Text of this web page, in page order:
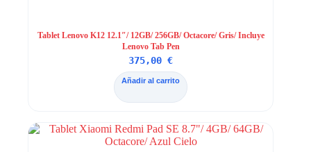
Tablet Lenovo K12 12.1″/ 12GB/ 256GB/ Octacore/ Gris/ Incluye
Lenovo Tab Pen
375,00€
Añadir al carrito